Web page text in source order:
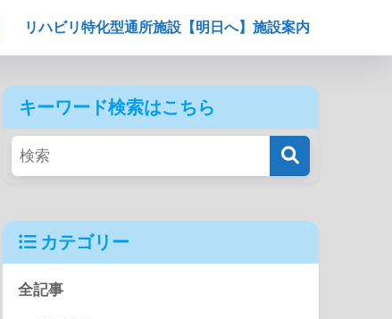
リハビリ特化型通所施設【明日へ】施設案内
キーワード検索はこちら
カテゴリー
全記事